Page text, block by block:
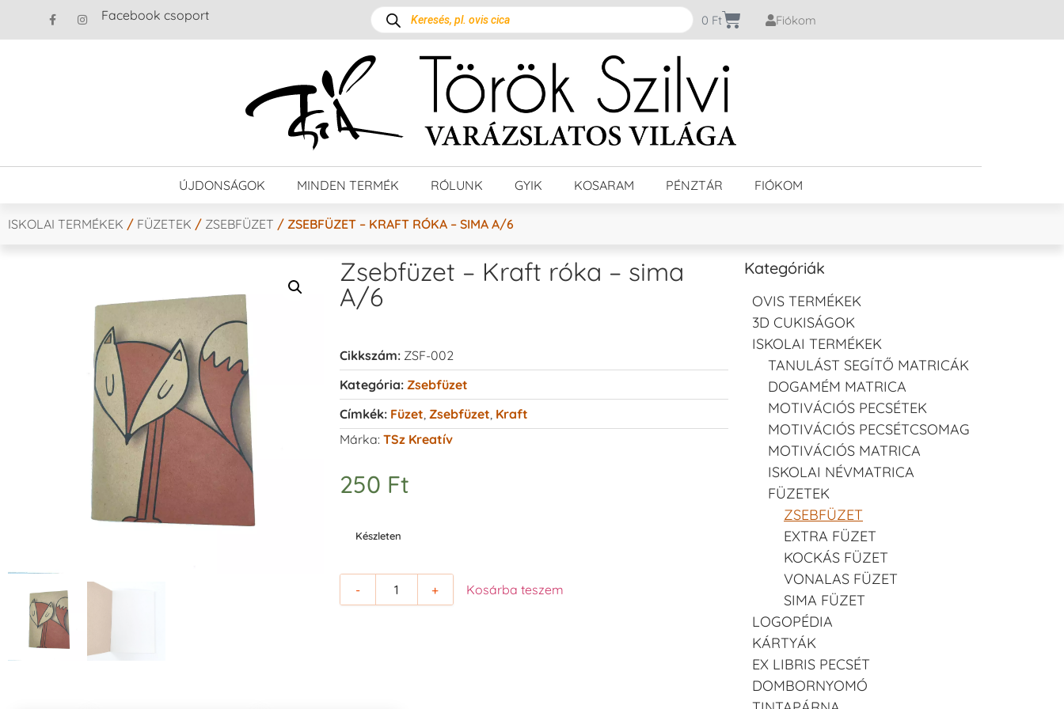
Facebook csoport 0 Ft Fiókom
ÚJDONSÁGOK MINDEN TERMÉK RÓLUNK GYIK KOSARAM PÉNZTÁR FIÓKOM
ISKOLAI TERMÉKEK / FÜZETEK / ZSEBFÜZET / ZSEBFÜZET – KRAFT RÓKA – SIMA A/6
Zsebfüzet – Kraft róka – sima
A/6
Cikkszám: ZSF-002
Kategória: Zsebfüzet
Címkék: Füzet Zsebfüzet Kraft
Márka: TSz Kreatív
250 Ft
Készleten
- + Kosárba teszem
Kategóriák
OVIS TERMÉKEK
3D CUKISÁGOK
ISKOLAI TERMÉKEK
TANULÁST SEGÍTŐ MATRICÁK
DOGAMÉM MATRICA
MOTIVÁCIÓS PECSÉTEK
MOTIVÁCIÓS PECSÉTCSOMAG
MOTIVÁCIÓS MATRICA
ISKOLAI NÉVMATRICA
FÜZETEK
ZSEBFÜZET
EXTRA FÜZET
KOCKÁS FÜZET
VONALAS FÜZET
SIMA FÜZET
LOGOPÉDIA
KÁRTYÁK
EX LIBRIS PECSÉT
DOMBORNYOMÓ